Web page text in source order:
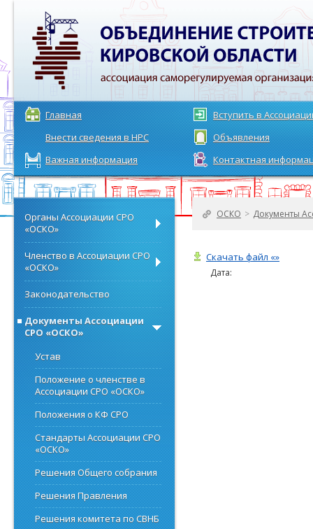
Главная
Вступить в
Внести сведения в НРС
Объявления
Важная информация
Контактная
ОСКО > Документы
Скачать файл «»
Дата:
Органы Ассоциации СРО
«ОСКО»
Членство в Ассоциации СРО
«ОСКО»
Законодательство
Документы Ассоциации
СРО «ОСКО»
Устав
Положение о членстве в
Ассоциации СРО «ОСКО»
Положения о КФ СРО
Стандарты Ассоциации СРО
«ОСКО»
Решения Общего собрания
Решения Правления
Решения комитета по СВНБ